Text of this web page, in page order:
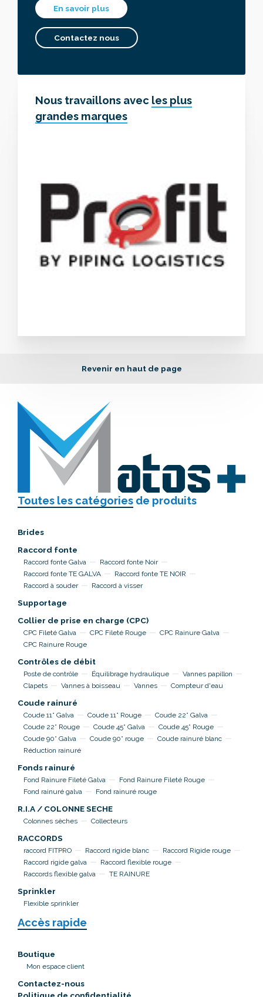
En savoir plus
Contactez nous
Nous travaillons avec les plus
grandes marques
Revenir en haut de page
Toutes les catégories de produits
Brides
Raccord fonte
Raccord fonte Galva
Raccord fonte Noir
Raccord fonte TE GALVA
Raccord fonte TE NOIR
Raccord à souder
Raccord à visser
Supportage
Collier de prise en charge (CPC)
CPC Fileté Galva CPC Fileté Rouge
CPC Rainure Galva
CPC Rainure Rouge
Contrôles de débit
Poste de contrôle Équilibrage hydraulique
Vannes papillon
Clapets
Vannes à boisseau Vannes Compteur d'eau
Coude rainuré
Coude 11° Galva Coude 11° Rouge
Coude 22° Galva
Coude 22° Rouge
Coude 45° Galva
Coude 45° Rouge
Coude 90° Galva
Coude 90° rouge
Coude rainuré blanc
Réduction rainuré
Fonds rainuré
Fond Rainure Fileté Galva
Fond Rainure Fileté Rouge
Fond rainuré galva
Fond rainuré rouge
R.I.A / COLONNE SECHE
Colonnes sèches Collecteurs
RACCORDS
raccord FITPRO Raccord rigide blanc
Raccord Rigide rouge
Raccord rigide galva
Raccord flexible rouge
Raccords flexible galva
TE RAINURE
Sprinkler
Flexible sprinkler
Accès rapide
Boutique
Mon espace client
Contactez-nous